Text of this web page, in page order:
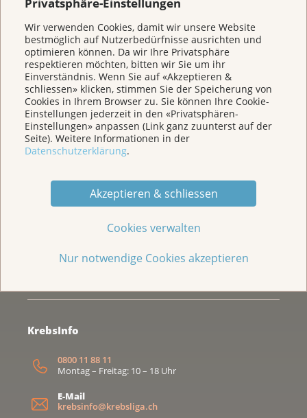
Privatsphäre-Einstellungen
Wir verwenden Cookies, damit wir unsere Website
bestmöglich auf Nutzerbedürfnisse ausrichten und
optimieren können. Da wir Ihre Privatsphäre
respektieren möchten, bitten wir Sie um ihr
Einverständnis. Wenn Sie auf «Akzeptieren &
schliessen» klicken, stimmen Sie der Speicherung von
Cookies in Ihrem Browser zu. Sie können Ihre Cookie-
Einstellungen jederzeit in den «Privatsphären-
Einstellungen» anpassen (Link ganz zuunterst auf der
Seite). Weitere Informationen in der
Datenschutzerklärung.
Akzeptieren & schliessen
Cookies verwalten
Nur notwendige Cookies akzeptieren
dich mit Ihnen aus.
AYA Online& AYA Input:
Tausche dich via Zoom unkompliziert und von
zuhause aus mit anderen Betroffenen und
Angehörigen aus oder komm zu uns ins Haus der
Krebsliga, wo dich spannende Input-Treffen zu AYA-
spezifischen Themen erwarten.
AYA Event:
Einmal im Jahr wollen wir zusammen etwas
unternehmen. Das gemeinsame Erleben und der
lockere Austausch stehen dabei im Vordergrund.
Der Monat September stand bei der Krebsliga
beider Basel ganz im Zeichen der AYA. Hier kannst
du nochmals alle Beiträge von Betroffenen,
Engagierten und Fachpersonen nachlesen.
Alle Infos findest Du bei der Krebsliga beider Basel.
Die nächste Veranstaltung findet am 20.11.2025
> Alle Veranstaltungen der Krebsliga beider Basel
Wir sind für Sie da
Kasernenstrasse 25
Postfach 3225
5001 Aarau
Tel. 062 834 75 75
admin@krebsliga-aargau.ch
Privatsphäre-Einstellungen
Haftungsausschluss
mit einer Spende
KrebsInfo
0800 11 88 11
Montag – Freitag: 10 – 18 Uhr
E-Mail
krebsinfo@krebsliga.ch